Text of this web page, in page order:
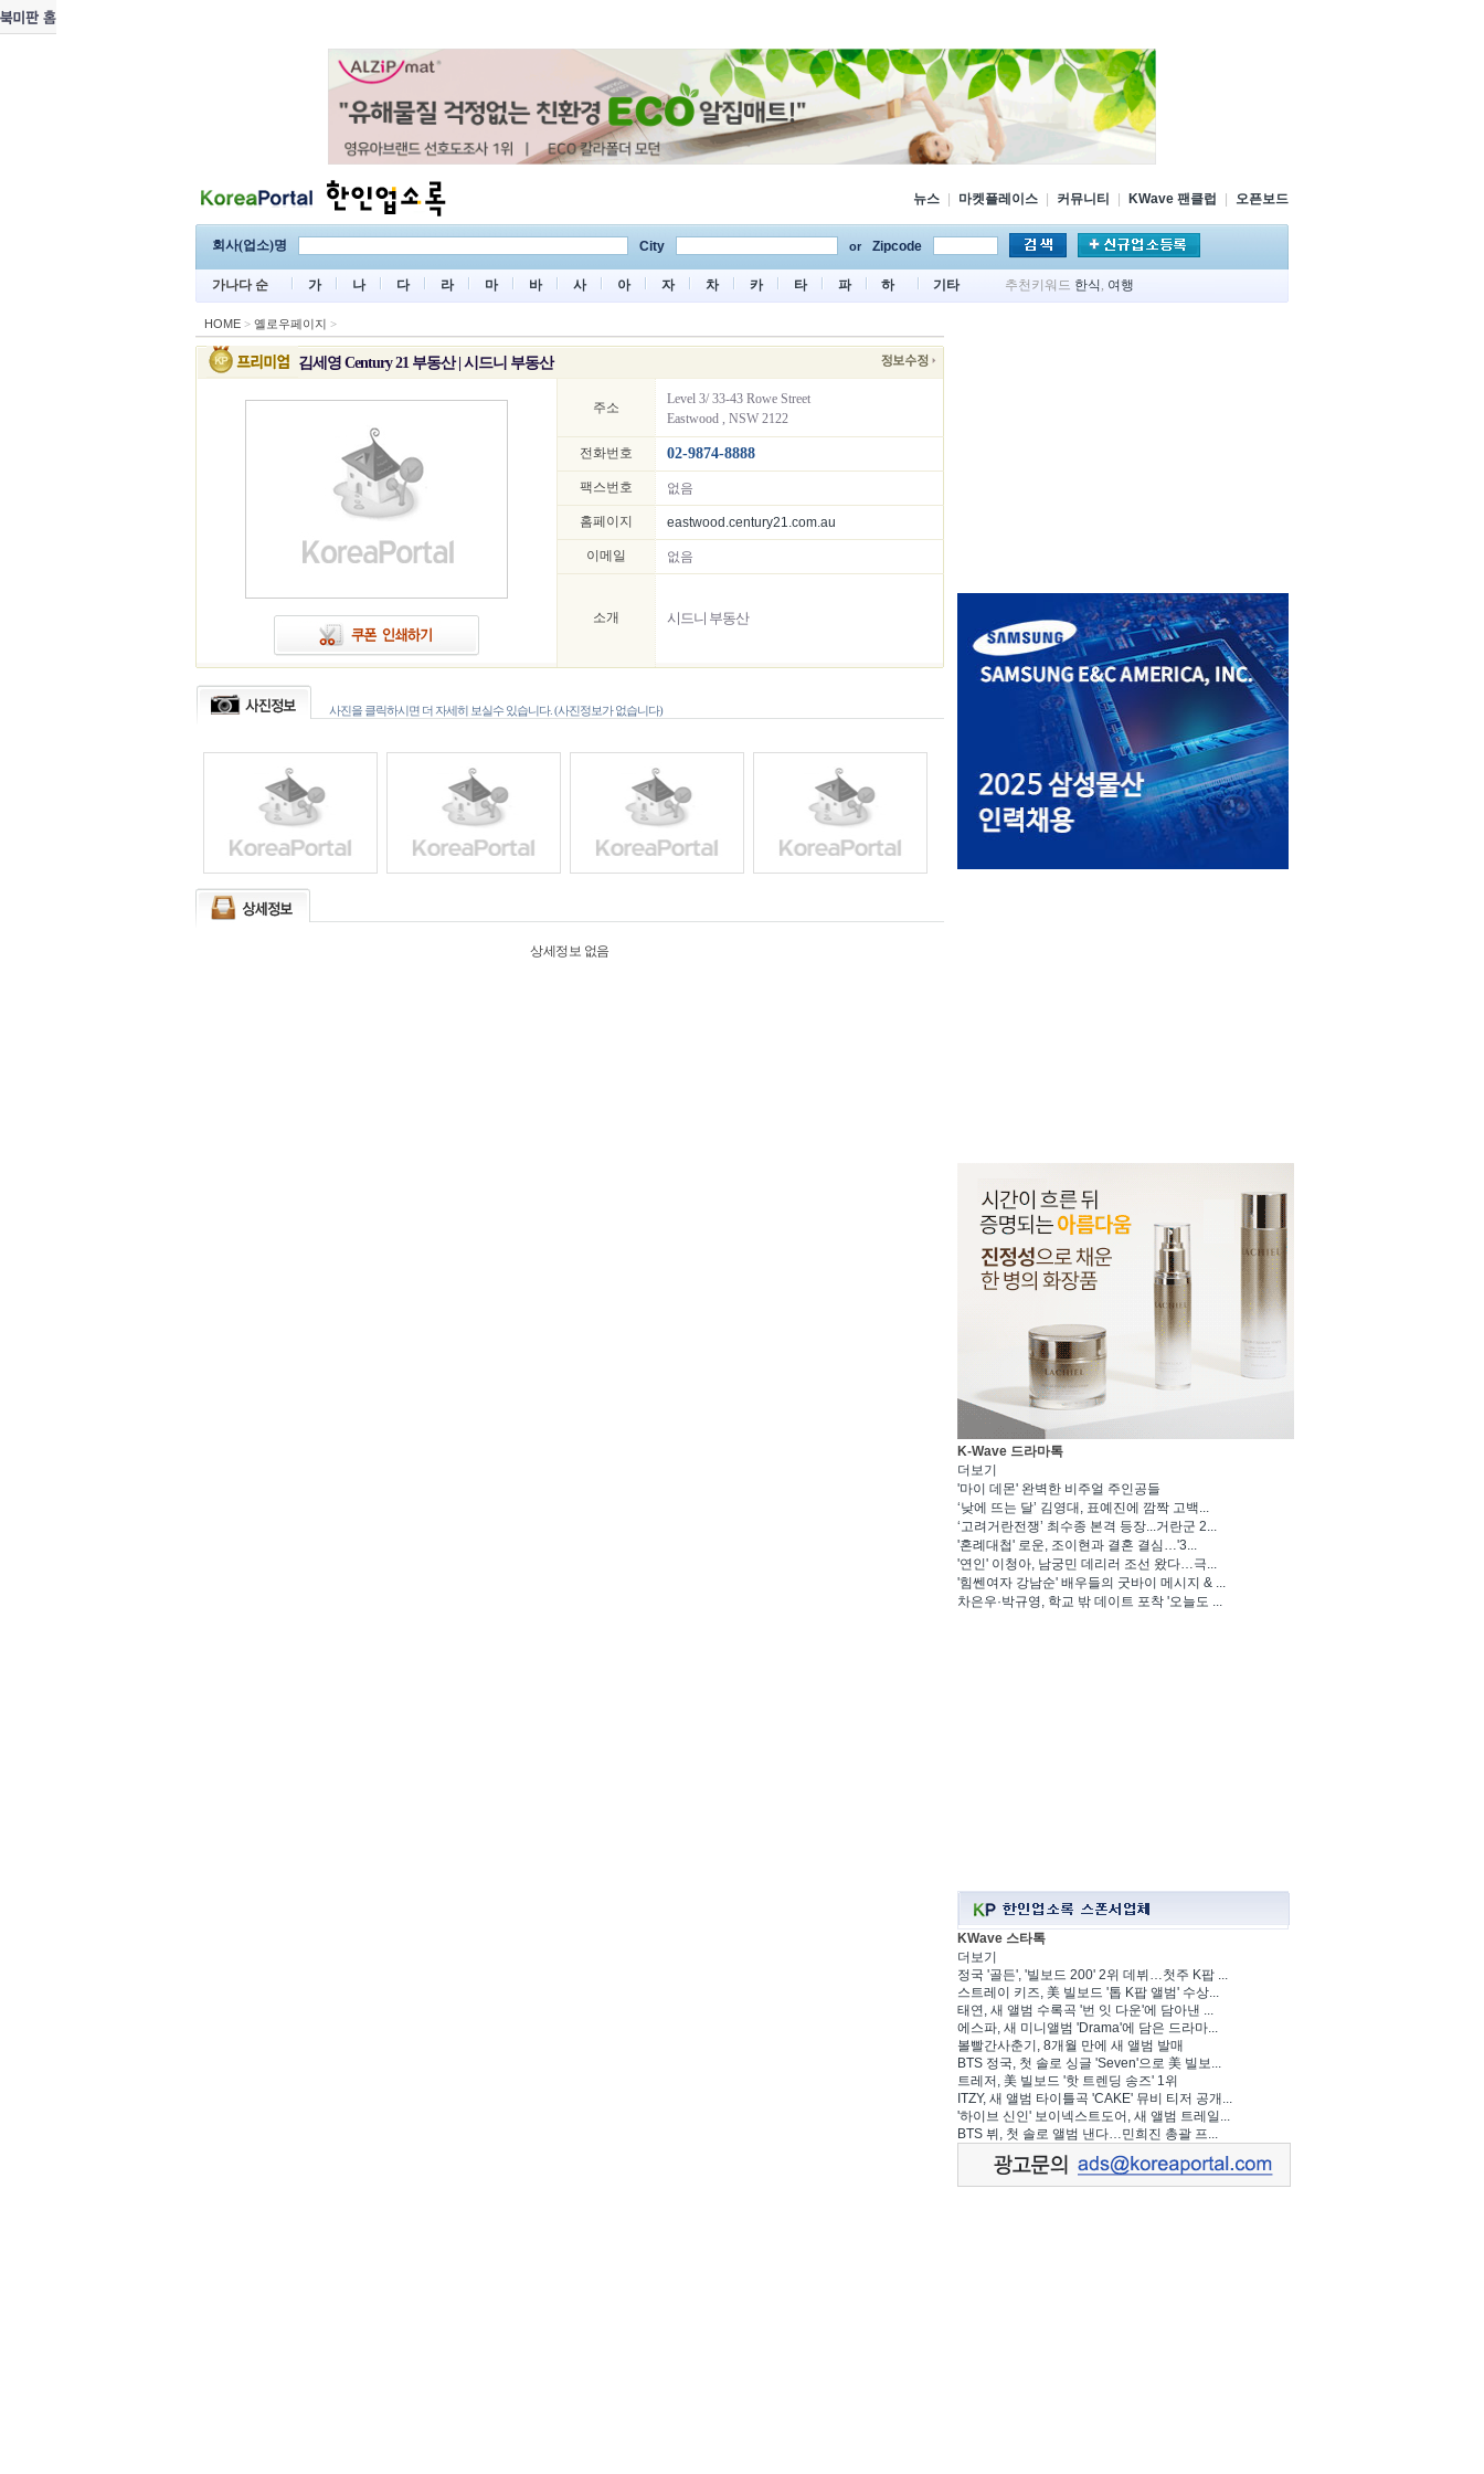
뉴스 마켓플레이스 커뮤니티 KWave 팬클럽 오픈보드
회사(업소)명 City or Zipcode
가나다 순 가 나 다 라 마 바 사 아 자 차 카 타 파 하 기타 추천키워드 한식 , 여행
HOME > 옐로우페이지 >
김세영 Century 21 부동산 | 시드니 부동산
주소
Level 3/ 33-43 Rowe Street
Eastwood , NSW 2122
전화번호 02-9874-8888
팩스번호 없음
홈페이지 eastwood.century21.com.au
이메일 없음
소개 시드니 부동산
사진을 클릭하시면 더 자세히 보실수 있습니다. (사진정보가 없습니다)
상세정보 없음
K-Wave 드라마톡
더보기
'마이 데몬' 완벽한 비주얼 주인공들
‘낮에 뜨는 달’ 김영대, 표예진에 깜짝 고백...
‘고려거란전쟁’ 최수종 본격 등장...거란군 2...
'혼례대첩' 로운, 조이현과 결혼 결심…'3...
'연인' 이청아, 남궁민 데리러 조선 왔다…극...
'힘쎈여자 강남순' 배우들의 굿바이 메시지 & ...
차은우·박규영, 학교 밖 데이트 포착 '오늘도 ...
KWave 스타톡
더보기
정국 '골든', '빌보드 200' 2위 데뷔…첫주 K팝 ...
스트레이 키즈, 美 빌보드 '톱 K팝 앨범' 수상...
태연, 새 앨범 수록곡 '번 잇 다운'에 담아낸 ...
에스파, 새 미니앨범 'Drama'에 담은 드라마...
볼빨간사춘기, 8개월 만에 새 앨범 발매
BTS 정국, 첫 솔로 싱글 'Seven'으로 美 빌보...
트레저, 美 빌보드 '핫 트렌딩 송즈' 1위
ITZY, 새 앨범 타이틀곡 'CAKE' 뮤비 티저 공개...
'하이브 신인' 보이넥스트도어, 새 앨범 트레일...
BTS 뷔, 첫 솔로 앨범 낸다…민희진 총괄 프...